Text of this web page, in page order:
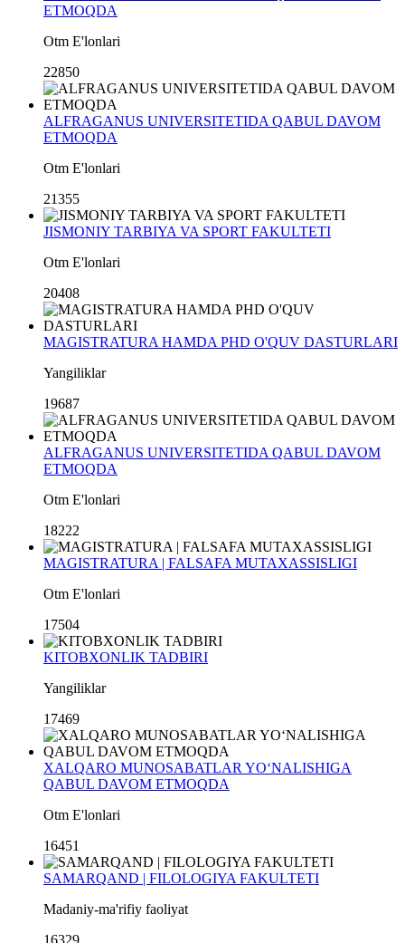
ETMOQDA
Otm E'lonlari
22850
ALFRAGANUS UNIVERSITETIDA QABUL DAVOM
ETMOQDA
Otm E'lonlari
21355
JISMONIY TARBIYA VA SPORT FAKULTETI
Otm E'lonlari
20408
MAGISTRATURA HAMDA PHD O'QUV DASTURLARI
Yangiliklar
19687
ALFRAGANUS UNIVERSITETIDA QABUL DAVOM
ETMOQDA
Otm E'lonlari
18222
MAGISTRATURA | FALSAFA MUTAXASSISLIGI
Otm E'lonlari
17504
KITOBXONLIK TADBIRI
Yangiliklar
17469
XALQARO MUNOSABATLAR YO‘NALISHIGA
QABUL DAVOM ETMOQDA
Otm E'lonlari
16451
SAMARQAND | FILOLOGIYA FAKULTETI
Madaniy-ma'rifiy faoliyat
16329